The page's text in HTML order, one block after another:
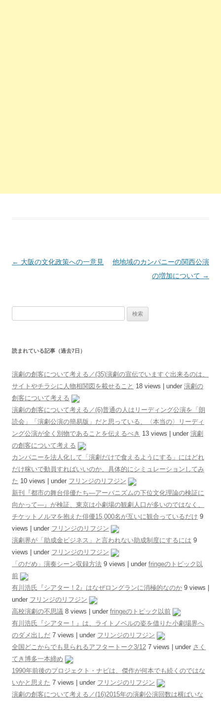
投稿ナビゲーション
← 大阪の文化政策への一意見
他地域のカンパニーの関西公演
の増加について →
読まれている記事（過去7日）
演劇の創客について考える／(35)演劇の宣伝でいますぐ出来るのは、
サイトやチラシに人物相関図を載せること 18 views under 演劇の
創客について考える
演劇の創客について考える／(6)普通の人はリーディング公演を「朗
読会」「演劇公演の簡易版」だと思っている、〈本当の〉リーディ
ング公演が全く別物であることを伝えるべき 13 views under 演劇
の創客について考える
カンパニーを法人化して「演劇だけで食えるようにする」にはどれ
だけ稼いで動員すればいいのか、具体的にシミュレーションしてみ
た 10 views under フリンジのリフジン
新刊『都市の舞台俳優たち―アーバニズムの下位文化理論の検証に
向かって―』が検証、東京は小劇場の観劇人口が多いのではなく、
チケットノルマを抱えた俳優15,000名が互いに観合っているだけ 9
views
under フリンジのリフジン
演劇界が「助成金ビジネス」と言われない助成制度にするには 9
views
under フリンジのリフジン
「のだめ」演奏シーン収録方法 9 views under fringeのトピック以
前
有川浩氏『シアター！2』はなぜロングランに消極的なのか 9 views
under フリンジのリフジン
高校演劇の不思議 8 views under fringeのトピック以前
有川浩氏『シアター！』は、ライトノベルの姿を借りた小劇場界へ
のダメ出しだ 7 views under フリンジのリフジン
全国どこからでも見られるアフタートーク3/12 7 views under さく
てき博多一本締め
1990年前後のプロジェクト・ナビは、傑作が何本でも続くのではな
いかと思えた 7 views under フリンジのリフジン
演劇の創客について考える／(16)2015年の演劇公演回数は横ばいな